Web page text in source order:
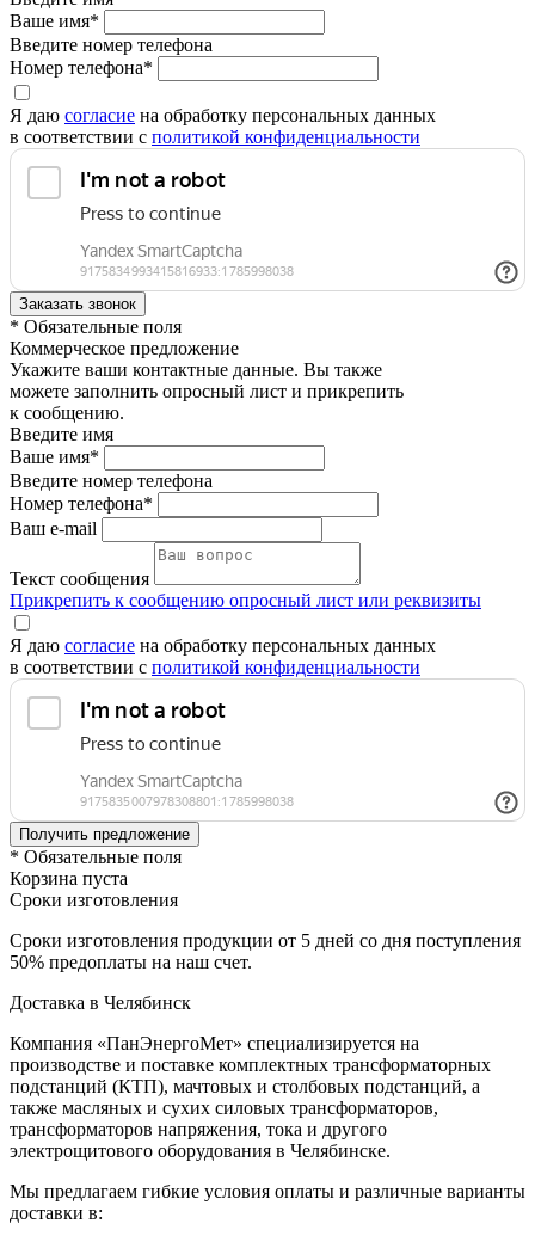
Ваше имя*
Введите номер телефона
Номер телефона*
Я даю согласие на обработку персональных данных
в соответствии с политикой конфиденциальности
* Обязательные поля
Коммерческое предложение
Укажите ваши контактные данные. Вы также
можете заполнить опросный лист и прикрепить
к сообщению.
Введите имя
Ваше имя*
Введите номер телефона
Номер телефона*
Ваш e-mail
Текст сообщения
Прикрепить к сообщению опросный лист или реквизиты
Я даю согласие на обработку персональных данных
в соответствии с политикой конфиденциальности
* Обязательные поля
Корзина пуста
Сроки изготовления
Сроки изготовления продукции от 5 дней со дня поступления
50% предоплаты на наш счет.
Доставка в Челябинск
Компания «ПанЭнергоМет» специализируется на
производстве и поставке комплектных трансформаторных
подстанций (КТП), мачтовых и столбовых подстанций, а
также масляных и сухих силовых трансформаторов,
трансформаторов напряжения, тока и другого
электрощитового оборудования в Челябинске.
Мы предлагаем гибкие условия оплаты и различные варианты
доставки в: